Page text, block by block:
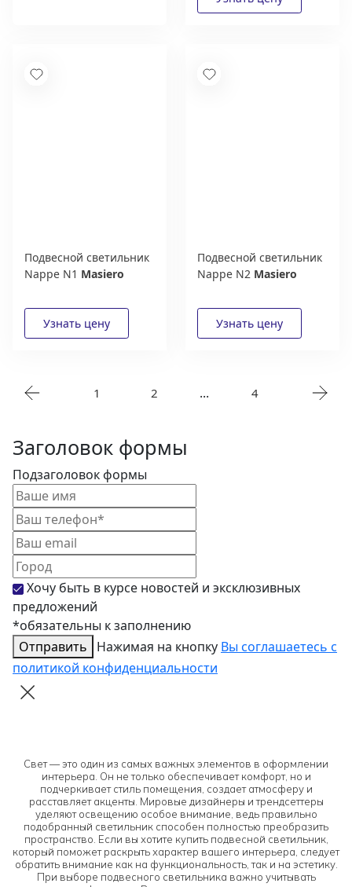
Подвесной светильник
Nappe N1 Masiero
Подвесной светильник
Nappe N2 Masiero
1 2 ... 4
Заголовок формы
Подзаголовок формы
Хочу быть в курсе новостей и эксклюзивных
предложений
*обязательны к заполнению
Отправить
Нажимая на кнопку Вы соглашаетесь с
политикой конфиденциальности
Свет — это один из самых важных элементов в оформлении
интерьера. Он не только обеспечивает комфорт, но и
подчеркивает стиль помещения, создает атмосферу и
расставляет акценты. Мировые дизайнеры и трендсеттеры
уделяют освещению особое внимание, ведь правильно
подобранный светильник способен полностью преобразить
пространство. Если вы хотите купить подвесной светильник,
который поможет раскрыть характер вашего интерьера, следует
обратить внимание как на функциональность, так и на эстетику.
При выборе подвесного светильника важно учитывать